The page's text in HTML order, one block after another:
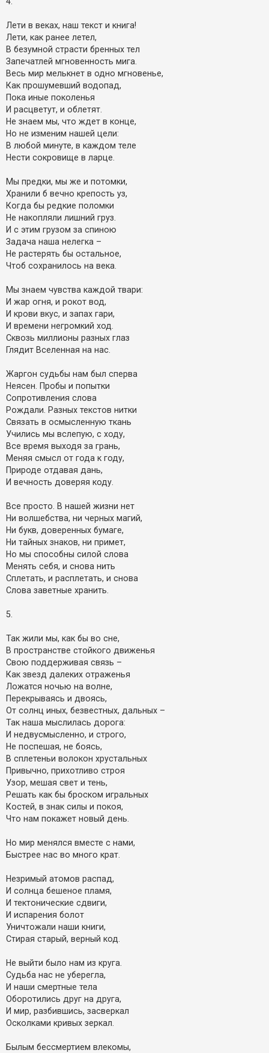
Лети в веках, наш текст и книга!
Лети, как ранее летел,
В безумной страсти бренных тел
Запечатлей мгновенность мига.
Весь мир мелькнет в одно мгновенье,
Как прошумевший водопад,
Пока иные поколенья
И расцветут, и облетят.
Не знаем мы, что ждет в конце,
Но не изменим нашей цели:
В любой минуте, в каждом теле
Нести сокровище в ларце.
Мы предки, мы же и потомки,
Хранили б вечно крепость уз,
Когда бы редкие поломки
Не накопляли лишний груз.
И с этим грузом за спиною
Задача наша нелегка –
Не растерять бы остальное,
Чтоб сохранилось на века.
Мы знаем чувства каждой твари:
И жар огня, и рокот вод,
И крови вкус, и запах гари,
И времени негромкий ход.
Сквозь миллионы разных глаз
Глядит Вселенная на нас.
Жаргон судьбы нам был сперва
Неясен. Пробы и попытки
Сопротивления слова
Рождали. Разных текстов нитки
Связать в осмысленную ткань
Учились мы вслепую, с ходу,
Все время выходя за грань,
Меняя смысл от года к году,
Природе отдавая дань,
И вечность доверяя коду.
Все просто. В нашей жизни нет
Ни волшебства, ни черных магий,
Ни букв, доверенных бумаге,
Ни тайных знаков, ни примет,
Но мы способны силой слова
Менять себя, и снова нить
Сплетать, и расплетать, и снова
Слова заветные хранить.
5.
Taк жили мы, как бы во сне,
В пространстве стойкого движенья
Свою поддерживая связь –
Как звезд далеких отраженья
Ложатся ночью на волне,
Перекрываясь и двоясь,
От солнц иных, безвестных, дальных –
Так наша мыслилась дорога:
И недвусмысленно, и строго,
Не поспешая, не боясь,
В сплетеньи волокон хрустальных
Привычно, прихотливо строя
Узор, мешая свет и тень,
Решать как бы броском игральных
Костей, в знак силы и покоя,
Что нам покажет новый день.
Но мир менялся вместе с нами,
Быстрее нас во много крат.
Незримый атомов распад,
И солнца бешеное пламя,
И тектонические сдвиги,
И испарения болот
Уничтожали наши книги,
Стирая старый, верный код.
Не выйти было нам из круга.
Судьба нас не уберегла,
И наши смертные тела
Оборотились друг на друга,
И мир, разбившись, засверкал
Осколками кривых зеркал.
Былым бессмертием влекомы,